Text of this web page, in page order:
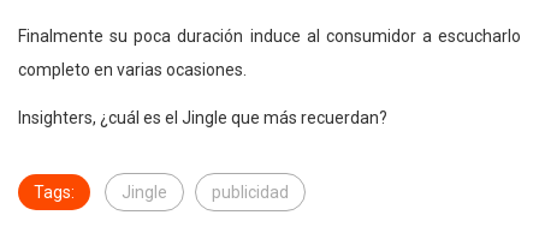
Finalmente su poca duración induce al consumidor a escucharlo
completo en varias ocasiones.
Insighters, ¿cuál es el Jingle que más recuerdan?
Tags: Jingle publicidad